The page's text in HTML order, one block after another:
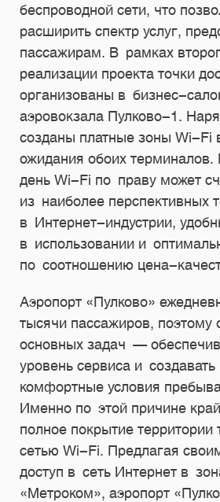
беспроводной сети, что
расширить спектр услуг,
пассажирам. В рамках
реализации проекта точки
организованы в бизнес-
аэровокзала Пулково-1.
созданы платные зоны Wi-Fi
ожидания обоих
день Wi-Fi по праву может
из наиболее перспективных
в Интернет-индустрии,
в использовании и
по соотношению цена-
Аэропорт «Пулково»
тысячи пассажиров, поэтому
основных задач —
уровень сервиса и
комфортные условия
Именно по этой причине
полное покрытие территории
сетью Wi-Fi. Предлагая
доступ в сеть Интернет в
«Метроком», аэропорт